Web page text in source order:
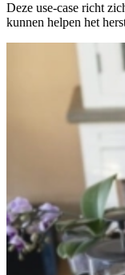
Deze use-case richt
kunnen helpen het